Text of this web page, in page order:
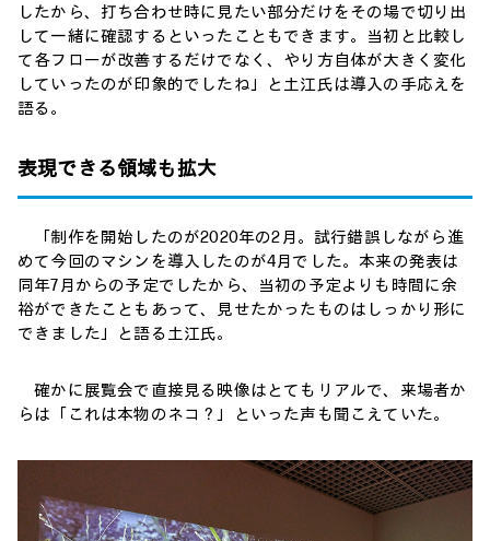
したから、打ち合わせ時に見たい部分だけをその場で切り出
して一緒に確認するといったこともできます。当初と比較し
て各フローが改善するだけでなく、やり方自体が大きく変化
していったのが印象的でしたね」と土江氏は導入の手応えを
語る。
表現できる領域も拡大
「制作を開始したのが2020年の2月。試行錯誤しながら進
めて今回のマシンを導入したのが4月でした。本来の発表は
同年7月からの予定でしたから、当初の予定よりも時間に余
裕ができたこともあって、見せたかったものはしっかり形に
できました」と語る土江氏。
確かに展覧会で直接見る映像はとてもリアルで、来場者か
らは「これは本物のネコ？」といった声も聞こえていた。